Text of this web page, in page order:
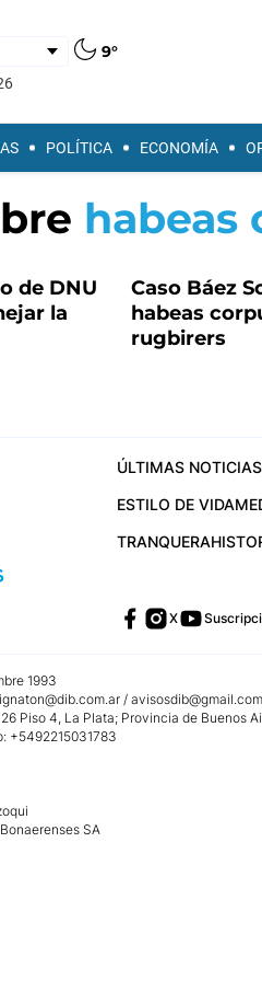
9°
POLÍTICA ECONOMÍA
habeas
de DNU
la
Caso Báez
habeas
rugbirers
ÚLTIMAS NOTICIAS
ESTILO DE VIDA
TRANQUERA
X
1993
/ avisosdib@gmail.com
Piso 4, La Plata; Provincia de Buenos
+5492215031783
SA